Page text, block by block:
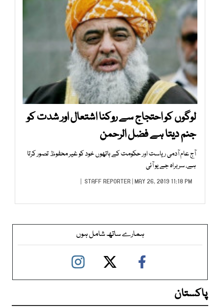
لوگوں کو احتجاج سے روکنا اشتعال اور شدت کو
جنم دیتا ہے فضل الرحمن
آج عام آدمی ریاست اور حکومت کے ہاتھوں خود کو غیر محفوظ تصور کرتا
ہے، سربراہ جے یو آئی
STAFF REPORTER| MAY 26, 2019 11:18 PM |
ہمارے ساتھ شامل ہوں
پاکستان